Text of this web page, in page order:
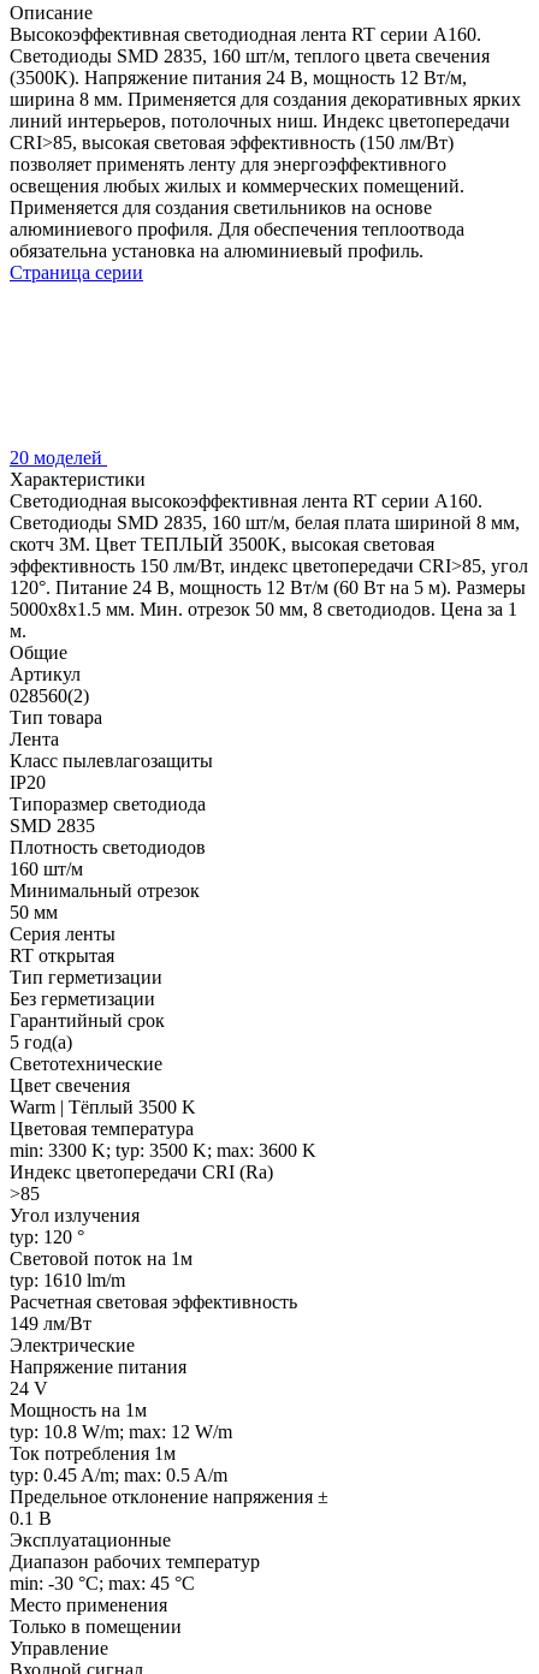
Описание
Высокоэффективная светодиодная лента RT серии A160.
Светодиоды SMD 2835, 160 шт/м, теплого цвета свечения
(3500K). Напряжение питания 24 В, мощность 12 Вт/м,
ширина 8 мм. Применяется для создания декоративных ярких
линий интерьеров, потолочных ниш. Индекс цветопередачи
CRI>85, высокая световая эффективность (150 лм/Вт)
позволяет применять ленту для энергоэффективного
освещения любых жилых и коммерческих помещений.
Применяется для создания светильников на основе
алюминиевого профиля. Для обеспечения теплоотвода
обязательна установка на алюминиевый профиль.
Страница серии
20 моделей
Характеристики
Светодиодная высокоэффективная лента RT серии A160.
Светодиоды SMD 2835, 160 шт/м, белая плата шириной 8 мм,
скотч 3M. Цвет ТЕПЛЫЙ 3500K, высокая световая
эффективность 150 лм/Вт, индекс цветопередачи CRI>85, угол
120°. Питание 24 В, мощность 12 Вт/м (60 Вт на 5 м). Размеры
5000x8x1.5 мм. Мин. отрезок 50 мм, 8 светодиодов. Цена за 1
м.
Общие
Артикул
028560(2)
Тип товара
Лента
Класс пылевлагозащиты
IP20
Типоразмер светодиода
SMD 2835
Плотность светодиодов
160 шт/м
Минимальный отрезок
50 мм
Серия ленты
RT открытая
Тип герметизации
Без герметизации
Гарантийный срок
5 год(а)
Светотехнические
Цвет свечения
Warm | Тёплый 3500 K
Цветовая температура
min: 3300 K; typ: 3500 K; max: 3600 K
Индекс цветопередачи CRI (Ra)
>85
Угол излучения
typ: 120 °
Световой поток на 1м
typ: 1610 lm/m
Расчетная световая эффективность
149 лм/Вт
Электрические
Напряжение питания
24 V
Мощность на 1м
typ: 10.8 W/m; max: 12 W/m
Ток потребления 1м
typ: 0.45 A/m; max: 0.5 A/m
Предельное отклонение напряжения ±
0.1 В
Эксплуатационные
Диапазон рабочих температур
min: -30 °C; max: 45 °C
Место применения
Только в помещении
Управление
Входной сигнал